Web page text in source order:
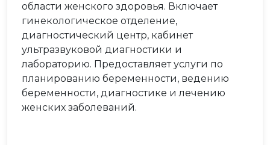
области женского здоровья. Включает
гинекологическое отделение,
диагностический центр, кабинет
ультразвуковой диагностики и
лабораторию. Предоставляет услуги по
планированию беременности, ведению
беременности, диагностике и лечению
женских заболеваний.